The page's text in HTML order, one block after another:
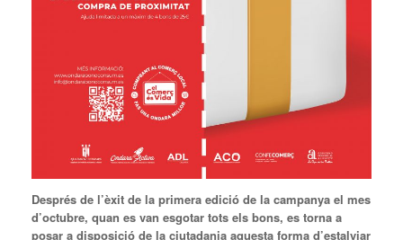
Després de l’èxit de la primera edició de la campanya el mes
d’octubre, quan es van esgotar tots els bons, es torna a
posar a disposició de la ciutadania aquesta forma d’estalviar